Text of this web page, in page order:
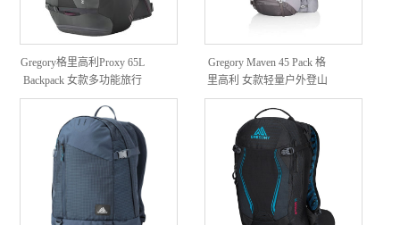
Gregory格里高利Proxy 65L
Backpack 女款多功能旅行
背包
Gregory Maven 45 Pack 格
里高利 女款轻量户外登山
徒步双肩包